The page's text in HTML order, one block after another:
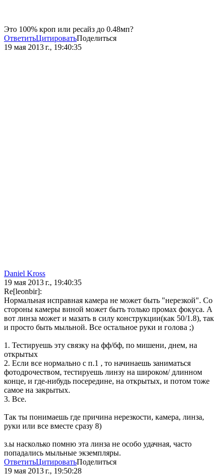
Это 100% кроп или ресайз до 0.48мп?
ОтветитьЦитироватьПоделиться
19 мая 2013 г., 19:40:35
Daniel Kross
19 мая 2013 г., 19:40:35
Re[leonbir]:
Нормальная исправная камера не может быть "нерезкой". Со
стороны камеры виной может быть только промах фокуса. А
вот линза может и мазать в силу конструкции(как 50/1.8), так
и просто быть мыльной. Все остальное руки и голова ;)
1. Тестируешь эту связку на фф/бф, по мишени, днем, на
открытых
2. Если все нормально с п.1 , то начинаешь заниматься
фотодрочеством, тестируешь линзу на широком/ длинном
конце, и где-нибудь посередине, на открытых, и потом тоже
самое на закрытых.
3. Все.
Так ты понимаешь где причина нерезкости, камера, линза,
руки или все вместе сразу 8)
з.ы насколько помню эта линза не особо удачная, часто
попадались мыльные экземпляры.
ОтветитьЦитироватьПоделиться
19 мая 2013 г., 19:50:28